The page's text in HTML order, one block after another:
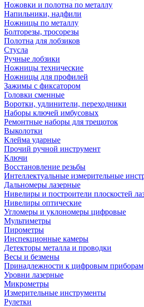
Ножовки и полотна по металлу
Напильники, надфили
Ножницы по металлу
Болторезы, тросорезы
Полотна для лобзиков
Стусла
Ручные лобзики
Ножницы технические
Ножницы для профилей
Зажимы с фиксатором
Головки сменные
Воротки, удлинители, переходники
Наборы ключей имбусовых
Ремонтные наборы для трещоток
Выколотки
Клейма ударные
Прочий ручной инструмент
Ключи
Восстановление резьбы
Интеллектуальные измерительные
Дальномеры лазерные
Нивелиры и построители плоскостей
Нивелиры оптические
Угломеры и уклономеры цифровые
Мультиметры
Пирометры
Инспекционные камеры
Детекторы металла и проводки
Весы и безмены
Принадлежности к цифровым приборам
Уровни лазерные
Микрометры
Измерительные инструменты
Рулетки